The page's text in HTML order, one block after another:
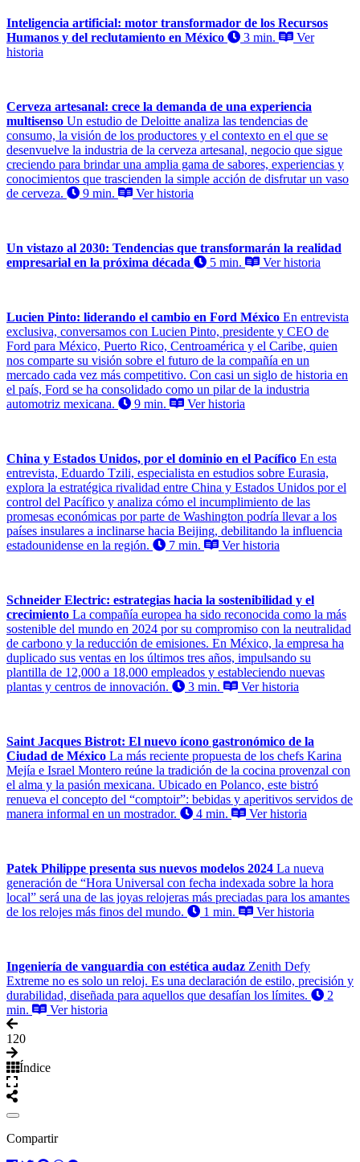
Inteligencia artificial: motor transformador de los Recursos
Humanos y del reclutamiento en México
3 min.
Ver
historia
Cerveza artesanal: crece la demanda de una experiencia
multisenso Un estudio de Deloitte analiza las tendencias de
consumo, la visión de los productores y el contexto en el que se
desenvuelve la industria de la cerveza artesanal, negocio que sigue
creciendo para brindar una amplia gama de sabores, experiencias y
conocimientos que trascienden la simple acción de disfrutar un vaso
de cerveza.
9 min. Ver historia
Un vistazo al 2030: Tendencias que transformarán la realidad
empresarial en la próxima década
5 min. Ver historia
Lucien Pinto: liderando el cambio en Ford México En entrevista
exclusiva, conversamos con Lucien Pinto, presidente y CEO de
Ford para México, Puerto Rico, Centroamérica y el Caribe, quien
nos comparte su visión sobre el futuro de la compañía en un
mercado cada vez más competitivo. Con casi un siglo de historia en
el país, Ford se ha consolidado como un pilar de la industria
automotriz mexicana.
9 min. Ver historia
China y Estados Unidos, por el dominio en el Pacífico En esta
entrevista, Eduardo Tzili, especialista en estudios sobre Eurasia,
explora la estratégica rivalidad entre China y Estados Unidos por el
control del Pacífico y analiza cómo el incumplimiento de las
promesas económicas por parte de Washington podría llevar a los
países insulares a inclinarse hacia Beijing, debilitando la influencia
estadounidense en la región.
7 min. Ver historia
Schneider Electric: estrategias hacia la sostenibilidad y el
crecimiento La compañía europea ha sido reconocida como la más
sostenible del mundo en 2024 por su compromiso con la neutralidad
de carbono y la reducción de emisiones. En México, la empresa ha
duplicado sus ventas en los últimos tres años, impulsando su
plantilla de 12,000 a 18,000 empleados y estableciendo nuevas
plantas y centros de innovación.
3 min. Ver historia
Saint Jacques Bistrot: El nuevo ícono gastronómico de la
Ciudad de México La más reciente propuesta de los chefs Karina
Mejía e Israel Montero reúne la tradición de la cocina provenzal con
el alma y la pasión mexicana. Ubicado en Polanco, este bistró
renueva el concepto del “comptoir”: bebidas y aperitivos servidos de
manera informal en un mostrador.
4 min. Ver historia
Patek Philippe presenta sus nuevos modelos 2024 La nueva
generación de “Hora Universal con fecha indexada sobre la hora
local” será una de las joyas relojeras más preciadas para los amantes
de los relojes más finos del mundo.
1 min. Ver historia
Ingeniería de vanguardia con estética audaz Zenith Defy
Extreme no es solo un reloj. Es una declaración de estilo, precisión y
durabilidad, diseñada para aquellos que desafían los límites.
2
min.
Ver historia
120
Índice
Compartir